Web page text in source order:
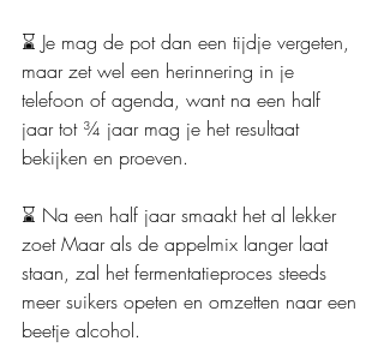
⌛ Je mag de pot dan een tijdje vergeten,
maar zet wel een herinnering in je
telefoon of agenda, want na een half
jaar tot ¾ jaar mag je het resultaat
bekijken en proeven.
⌛ Na een half jaar smaakt het al lekker
zoet Maar als de appelmix langer laat
staan, zal het fermentatieproces steeds
meer suikers opeten en omzetten naar een
beetje alcohol.